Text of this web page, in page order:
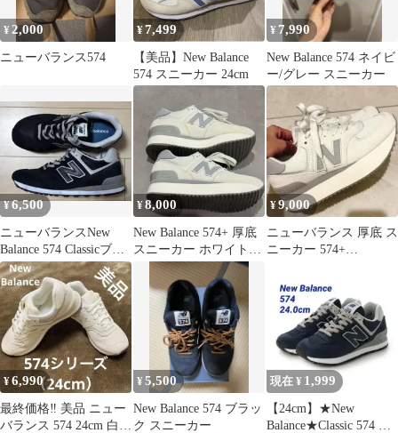
¥ 2,000
ニューバランス574
¥7,499
【美品】New Balance
574 スニーカー 24cm
¥ 7,990
New Balance 574 ネイビ
ー/グレー スニーカー
¥6,500
ニューバランスNew
Balance 574 Classicブラ
ック スニーカー
¥8,000
New Balance 574+ 厚底
スニーカー ホワイト
23.5センチ
¥9,000
ニューバランス 厚底 ス
ニーカー 574+
イト
¥6,990
最終価格‼️ 美品 ニュー
バランス 574 24cm 白
¥5,500
New Balance 574 ブラッ
ク スニーカー
現在 ¥ 1,999
【24cm】★New
Balance★Classic 574 ネ